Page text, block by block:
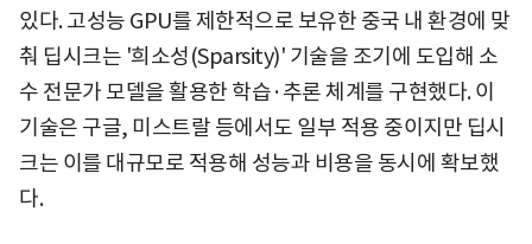
있다. 고성능 GPU를 제한적으로 보유한 중국 내 환경에 맞
춰 딥시크는 '희소성(Sparsity)' 기술을 조기에 도입해 소
수 전문가 모델을 활용한 학습·추론 체계를 구현했다. 이
기술은 구글, 미스트랄 등에서도 일부 적용 중이지만 딥시
크는 이를 대규모로 적용해 성능과 비용을 동시에 확보했
다.